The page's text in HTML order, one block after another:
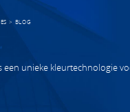
> BLOG
een unieke kleurtechnologie